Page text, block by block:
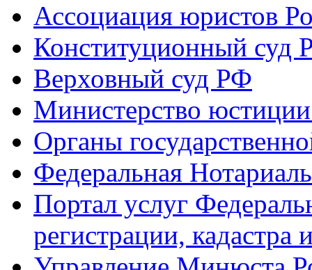
Ассоциация юристов
Конституционный суд
Верховный суд РФ
Министерство
Органы
Федеральная
Портал услуг
регистрации, кадастра